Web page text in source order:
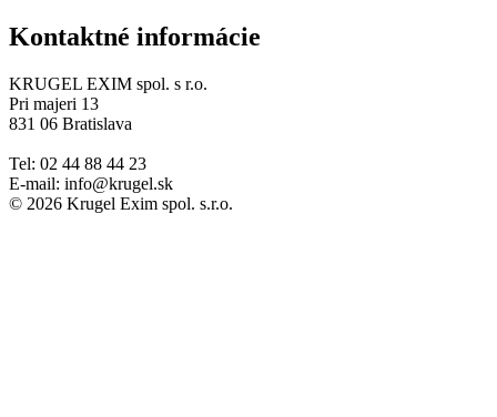
Kontaktné informácie
KRUGEL EXIM spol. s r.o.
Pri majeri 13
831 06 Bratislava
Tel: 02 44 88 44 23
E-mail: info@krugel.sk
© 2026 Krugel Exim spol. s.r.o.